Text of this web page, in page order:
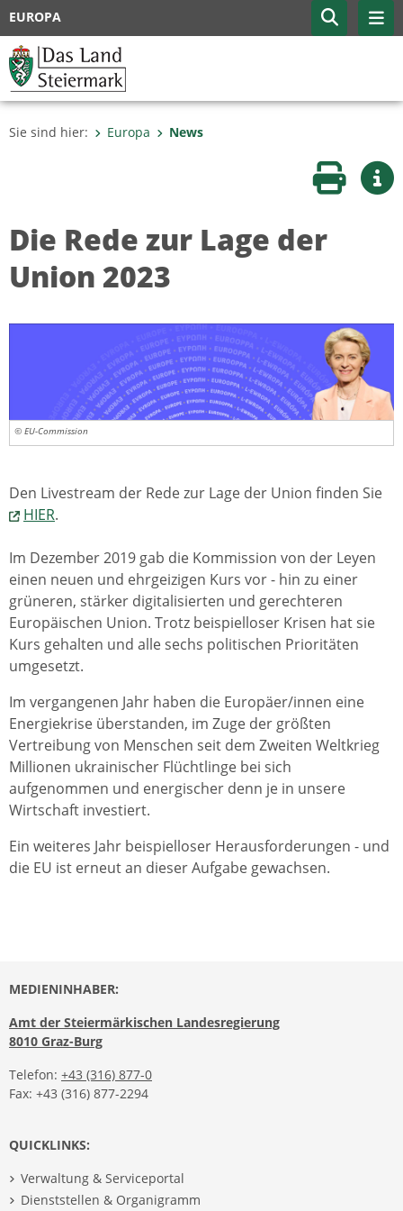
EUROPA
Sie sind hier: Europa News
Seite
Die Rede zur Lage der
Union 2023
© EU-Commission
Den Livestream der Rede zur Lage der Union finden Sie
HIER.
Im Dezember 2019 gab die Kommission von der Leyen
einen neuen und ehrgeizigen Kurs vor - hin zu einer
grüneren, stärker digitalisierten und gerechteren
Europäischen Union. Trotz beispielloser Krisen hat sie
Kurs gehalten und alle sechs politischen Prioritäten
umgesetzt.
Im vergangenen Jahr haben die Europäer/innen eine
Energiekrise überstanden, im Zuge der größten
Vertreibung von Menschen seit dem Zweiten Weltkrieg
Millionen ukrainischer Flüchtlinge bei sich
aufgenommen und energischer denn je in unsere
Wirtschaft investiert.
Ein weiteres Jahr beispielloser Herausforderungen - und
die EU ist erneut an dieser Aufgabe gewachsen.
MEDIENINHABER:
Amt der Steiermärkischen Landesregierung
8010 Graz-Burg
Telefon: +43 (316) 877-0
Fax: +43 (316) 877-2294
QUICKLINKS:
Verwaltung & Serviceportal
Dienststellen & Organigramm